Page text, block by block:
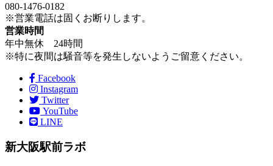
080-1476-0182
※営業電話は固くお断りします。
営業時間
年中無休 24時間
※特に夜間は騒音等を発生しないようご留意ください。
Facebook
Instagram
Twitter
YouTube
LINE
新大阪駅前ラボ